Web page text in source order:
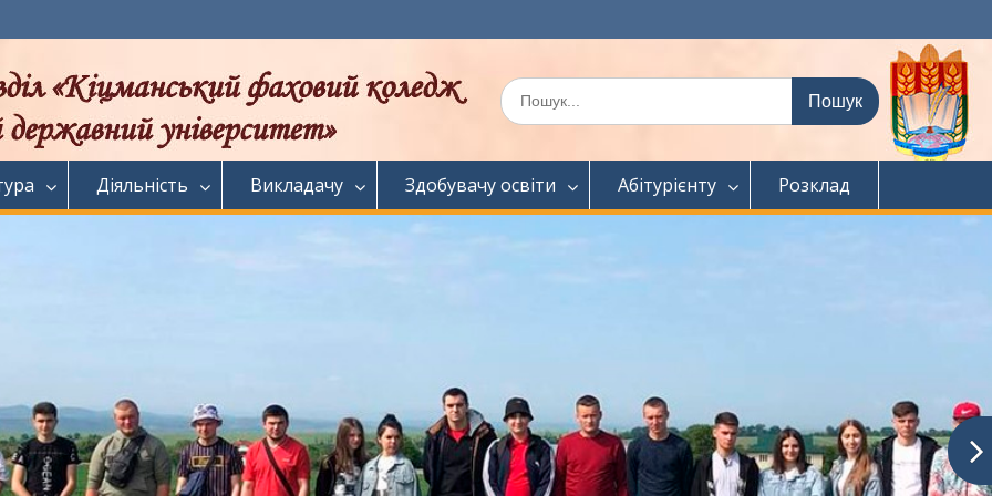
Шукати:
Діяльність Викладачу Здобувачу освіти Абітурієнту Розклад